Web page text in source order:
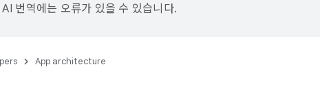
번역에는 오류가 있을 수 있습니다.
App architecture